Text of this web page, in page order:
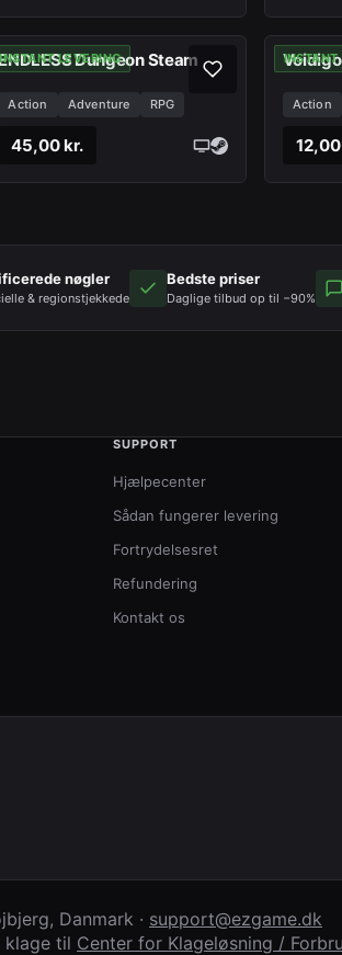
INSTANT LEVERING
ENDLESS Dungeon Steam
Action Adventure RPG
45,00 kr.
INSTANT
Action
nøgler
& regionstjekkede
Bedste priser
Daglige tilbud op til −90%
SUPPORT
Hjælpecenter
Sådan fungerer levering
Fortrydelsesret
Refundering
Kontakt os
, Danmark · support@ezgame.dk
klage til Center for Klageløsning /